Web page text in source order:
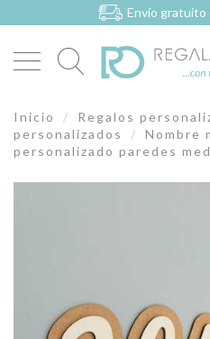
Envío gratuito
Inicio Regalos
personalizados
Nombre
personalizado paredes